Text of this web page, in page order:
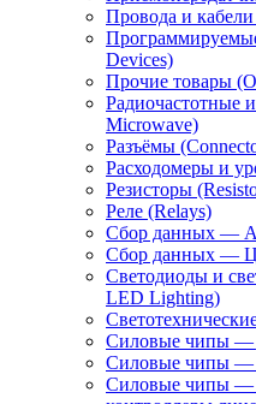
Провода и
Devices)
Прочие товары
Радиочастотные
Microwave)
Разъёмы
Расходомеры и
Резисторы
Реле (Relays)
Сбор данных —
Сбор данных —
Светодиоды и
LED Lighting)
Силовые чипы —
Силовые чипы —
Силовые чипы —